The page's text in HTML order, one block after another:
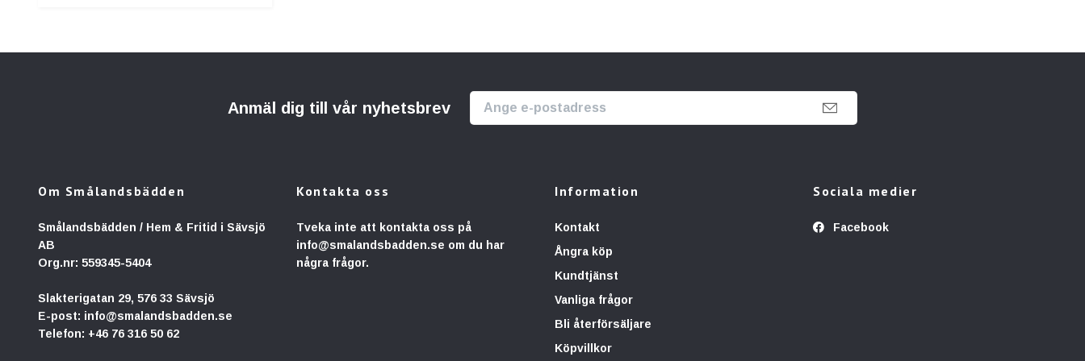
Anmäl dig till vår nyhetsbrev
Om Smålandsbädden
Smålandsbädden / Hem & Fritid i Sävsjö
AB
Org.nr: 559345-5404
Slakterigatan 29, 576 33 Sävsjö
E-post: info@smalandsbadden.se
Telefon: +46 76 316 50 62
Kontakta oss
Tveka inte att kontakta oss på
info@smalandsbadden.se om du har
några frågor.
Information
Kontakt
Ångra köp
Kundtjänst
Vanliga frågor
Bli återförsäljare
Köpvillkor
Sociala medier
Facebook